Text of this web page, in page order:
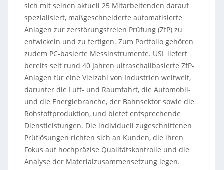
sich mit seinen aktuell 25 Mitarbeitenden darauf
spezialisiert, maßgeschneiderte automatisierte
Anlagen zur zerstörungsfreien Prüfung (ZfP) zu
entwickeln und zu fertigen. Zum Portfolio gehören
zudem PC-basierte Messinstrumente. USL liefert
bereits seit rund 40 Jahren ultraschallbasierte ZfP-
Anlagen für eine Vielzahl von Industrien weltweit,
darunter die Luft- und Raumfahrt, die Automobil-
und die Energiebranche, der Bahnsektor sowie die
Rohstoffproduktion, und bietet entsprechende
Dienstleistungen. Die individuell zugeschnittenen
Prüflösungen richten sich an Kunden, die ihren
Fokus auf hochpräzise Qualitätskontrolle und die
Analyse der Materialzusammensetzung legen.